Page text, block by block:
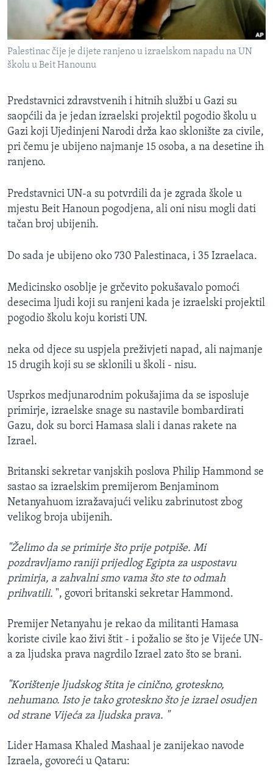
MAGAZIN
O GLASU AMERIKE
Learning English
PRATITE NAS
Jezici
Palestinac čije je dijete ranjeno u izraelskom napadu na UN
školu u Beit Hanounu
Predstavnici zdravstvenih i hitnih službi u Gazi su
saopćili da je jedan izraelski projektil pogodio školu u
Gazi koji Ujedinjeni Narodi drža kao sklonište za civile,
pri čemu je ubijeno najmanje 15 osoba, a na desetine ih
ranjeno.
Predstavnici UN-a su potvrdili da je zgrada škole u
mjestu Beit Hanoun pogodjena, ali oni nisu mogli dati
tačan broj ubijenih.
Do sada je ubijeno oko 730 Palestinaca, i 35 Izraelaca.
Medicinsko osoblje je grčevito pokušavalo pomoći
desecima ljudi koji su ranjeni kada je izraelski projektil
pogodio školu koju koristi UN.
neka od djece su uspjela preživjeti napad, ali najmanje
15 drugih koji su se sklonili u školi - nisu.
Usprkos medjunarodnim pokušajima da se isposluje
primirje, izraelske snage su nastavile bombardirati
Gazu, dok su borci Hamasa slali i danas rakete na
Izrael.
Britanski sekretar vanjskih poslova Philip Hammond se
sastao sa izraelskim premijerom Benjaminom
Netanyahuom izražavajući veliku zabrinutost zbog
velikog broja ubijenih.
"Želimo da se primirje što prije potpiše. Mi
pozdravljamo raniji prijedlog Egipta za uspostavu
primirja, a zahvalni smo vama što ste to odmah
prihvatili. ", govori britanski sekretar Hammond.
Premijer Netanyahu je rekao da militanti Hamasa
koriste civile kao živi štit - i požalio se što je Vijeće UN-
a za ljudska prava nagrdilo Izrael zato što se brani.
"Korištenje ljudskog štita je cinično, groteskno,
nehumano. Isto je tako groteskno što je izrael osudjen
od strane Vijeća za ljudska prava. "
Lider Hamasa Khaled Mashaal je zanijekao navode
Izraela, govoreći u Qataru: